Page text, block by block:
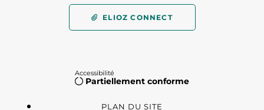
ELIOZ CONNECT
Accessibilité
Partiellement conforme
PLAN DU SITE